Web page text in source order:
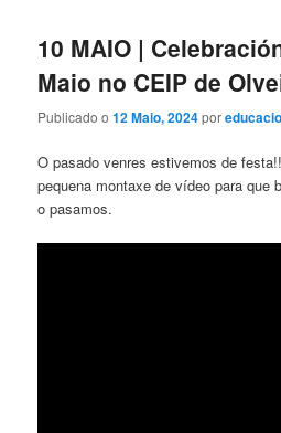
10 MAIO |
Maio no CEIP de
Publicado o12 Maio, 2024por
O pasado venres estivemos de
pequena montaxe de vídeo para que
o pasamos.